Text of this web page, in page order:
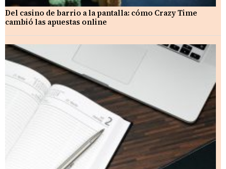
Del casino de barrio a la pantalla: cómo Crazy Time
cambió las apuestas online